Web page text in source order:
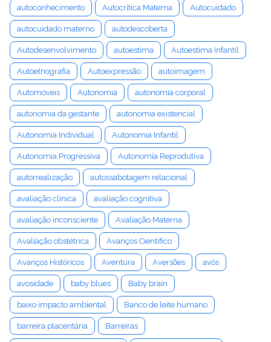
autoconhecimento Autocrítica Materna Autocuidado
autocuidado materno autodescoberta
Autodesenvolvimento autoestima Autoestima Infantil
Autoetnografia Autoexpressão autoimagem
Automóveis Autonomia autonomia corporal
autonomia da gestante autonomia existencial
Autonomia Individual Autonomia Infantil
Autonomia Progressiva Autonomia Reprodutiva
autorrealização autossabotagem relacional
avaliação clínica avaliação cognitiva
avaliação inconsciente Avaliação Materna
Avaliação obstétrica Avanços Científico
Avanços Históricos Aventura Aversões avós
avosidade baby blues Baby brain
baixo impacto ambiental Banco de leite humano
barreira placentária Barreiras